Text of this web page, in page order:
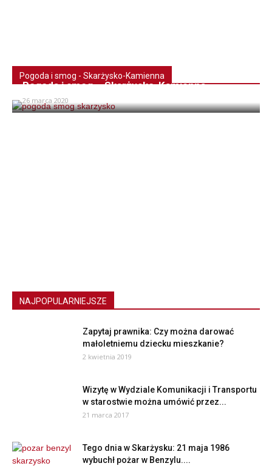
Pogoda i smog - Skarżysko-Kamienna
Pogoda i smog – Skarżysko-Kamienna
26 marca 2020
NAJPOPULARNIEJSZE
Zapytaj prawnika: Czy można darować
małoletniemu dziecku mieszkanie?
2 kwietnia 2019
Wizytę w Wydziale Komunikacji i Transportu
w starostwie można umówić przez...
21 marca 2017
Tego dnia w Skarżysku: 21 maja 1986
wybuchł pożar w Benzylu....